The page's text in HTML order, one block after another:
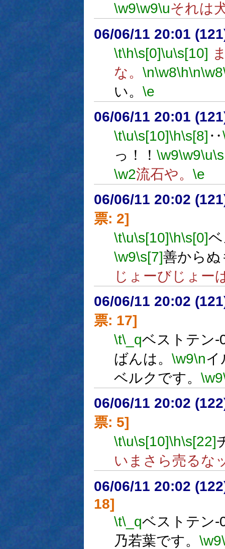
\w9\w9\uそれは
06/06/11 20:01
\t\h\s[0]\u\s[10]
な。 \n\w8\h\n\w8
い。 \e
06/06/11 20:01
\t\u\s[10]\h\s[8] ‥
っ！！ \w9\w9\u
\w2流石や。 \e
06/06/11 20:02
票: 2]
\t\u\s[10]\h\s[0]
\w9\s[7]善からぬ
じょーびじょー
06/06/11 20:02
票: 17]
\t\_qベストテン-
ばんは。 \w9\nイ
ベルクです。 \w9
06/06/11 20:02
票: 5]
\t\u\s[10]\h\s[22]
いまさら売るな
06/06/11 20:02
18]
\t\_qベストテン-
乃若葉です。 \w9